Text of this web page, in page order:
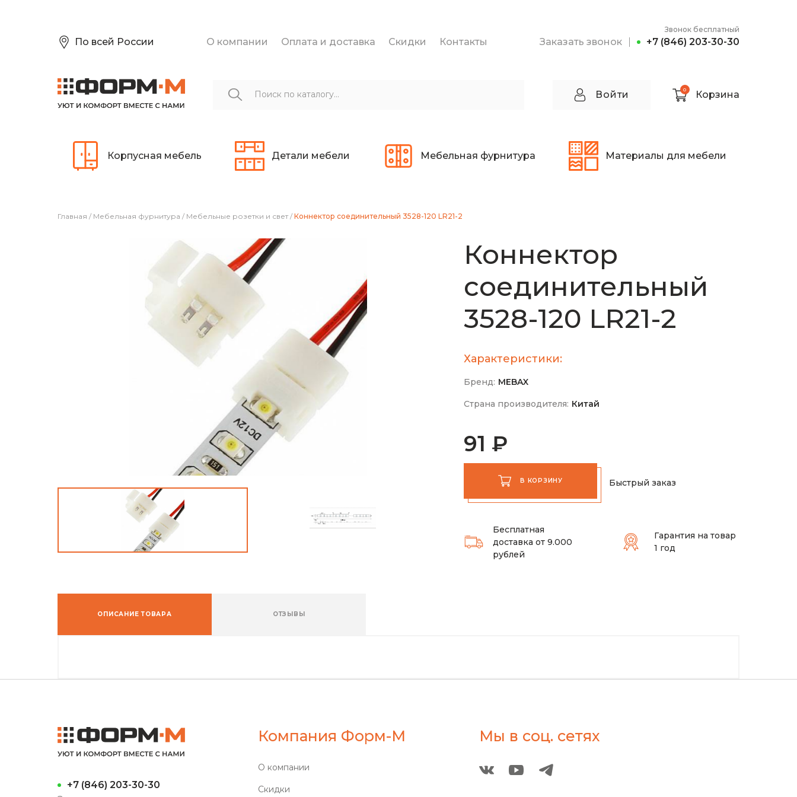
По всей России О компании Оплата и доставка Скидки Контакты Заказать звонок
Звонок бесплатный
+7 (846) 203-30-30
Войти 0 Корзина
Корпусная мебель Детали мебели Мебельная фурнитура Материалы для мебели
Главная / Мебельная фурнитура / Мебельные розетки и свет / Коннектор соединительный 3528-120 LR21-2
Коннектор
соединительный
3528-120 LR21-2
Характеристики:
Бренд: MEBAX
Страна производителя: Китай
91 ₽
В КОРЗИНУ Быстрый заказ
Бесплатная
доставка от 9.000
рублей
Гарантия на товар
1 год
ОПИСАНИЕ ТОВАРА ОТЗЫВЫ
+7 (846) 203-30-30
Компания Форм-М
О компании
Скидки
Мы в соц. сетях